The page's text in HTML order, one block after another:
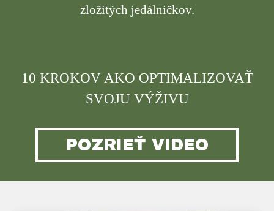
zložitých jedálničkov.
10 KROKOV AKO OPTIMALIZOVAŤ
SVOJU VÝŽIVU
POZRIEŤ VIDEO